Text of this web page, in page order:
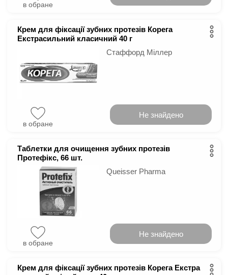
в обране
Крем для фіксації зубних протезів Корега
Екстрасильний класичний 40 г
Стаффорд Міллер
в обране
Не знайдено
Таблетки для очищення зубних протезів
Протефікс, 66 шт.
Queisser Pharma
в обране
Не знайдено
Крем для фіксації зубних протезів Корега Екстра